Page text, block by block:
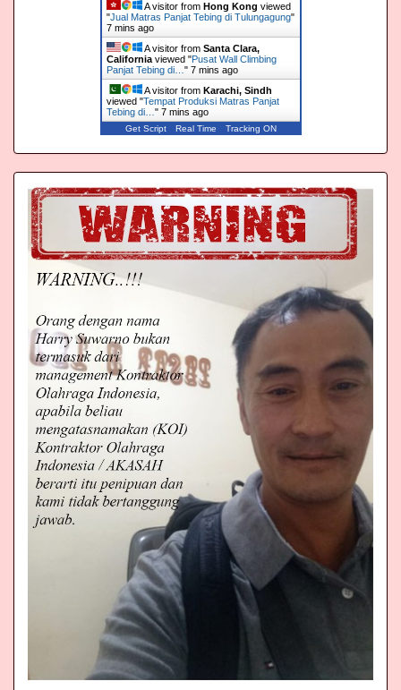
A visitor from Hong Kong viewed
"Jual Matras Panjat Tebing di Tulungagung"
7 mins ago
A visitor from Santa Clara,
Californiaviewed "Pusat Wall Climbing
Panjat Tebing di… " 7 mins ago
A visitor from Karachi, Sindh
viewed "Tempat Produksi Matras Panjat
Tebing di… " 7 mins ago
Get Script Real Time Tracking ON